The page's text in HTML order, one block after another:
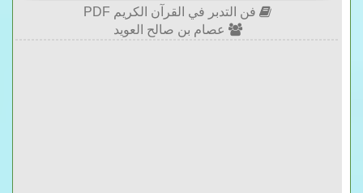
فن التدبر في القرآن الكريم PDF
عصام بن صالح العويد